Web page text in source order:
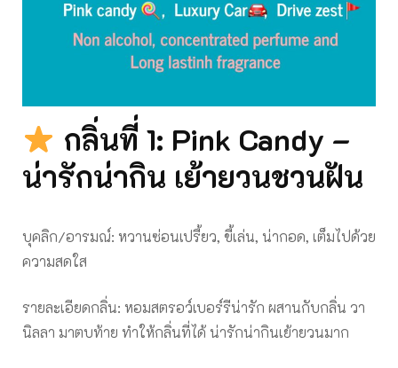
กลิ่นที่ 1: Pink Candy –
น่ารักน่ากิน เย้ายวนชวนฝัน
บุคลิก/อารมณ์: หวานซ่อนเปรี้ยว, ขี้เล่น, น่ากอด, เต็มไปด้วย
ความสดใส
รายละเอียดกลิ่น: หอมสตรอว์เบอร์รีน่ารัก ผสานกับกลิ่น วา
นิลลา มาตบท้าย ทำให้กลิ่นที่ได้ น่ารักน่ากินเย้ายวนมาก